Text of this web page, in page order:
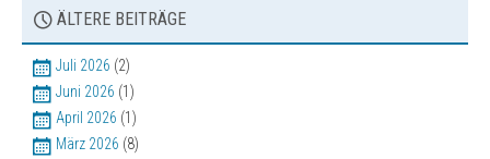
Sonstige Veranstaltungen
Bilder
Vereinsbekleidung
ÄLTERE BEITRÄGE
Juli 2026 (2)
Juni 2026 (1)
April 2026 (1)
März 2026 (8)